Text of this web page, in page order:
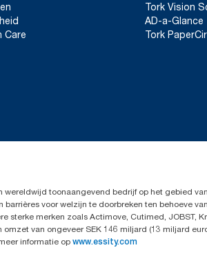
Care
Tork Vision
AD-a-Glance
Tork
wereldwijd toonaangevend bedrijf op het gebied
barrières voor welzijn te doorbreken ten behoeve
sterke merken zoals Actimove, Cutimed, JOBST,
omzet van ongeveer SEK 146 miljard (13 miljard
informatie op www.essity.com